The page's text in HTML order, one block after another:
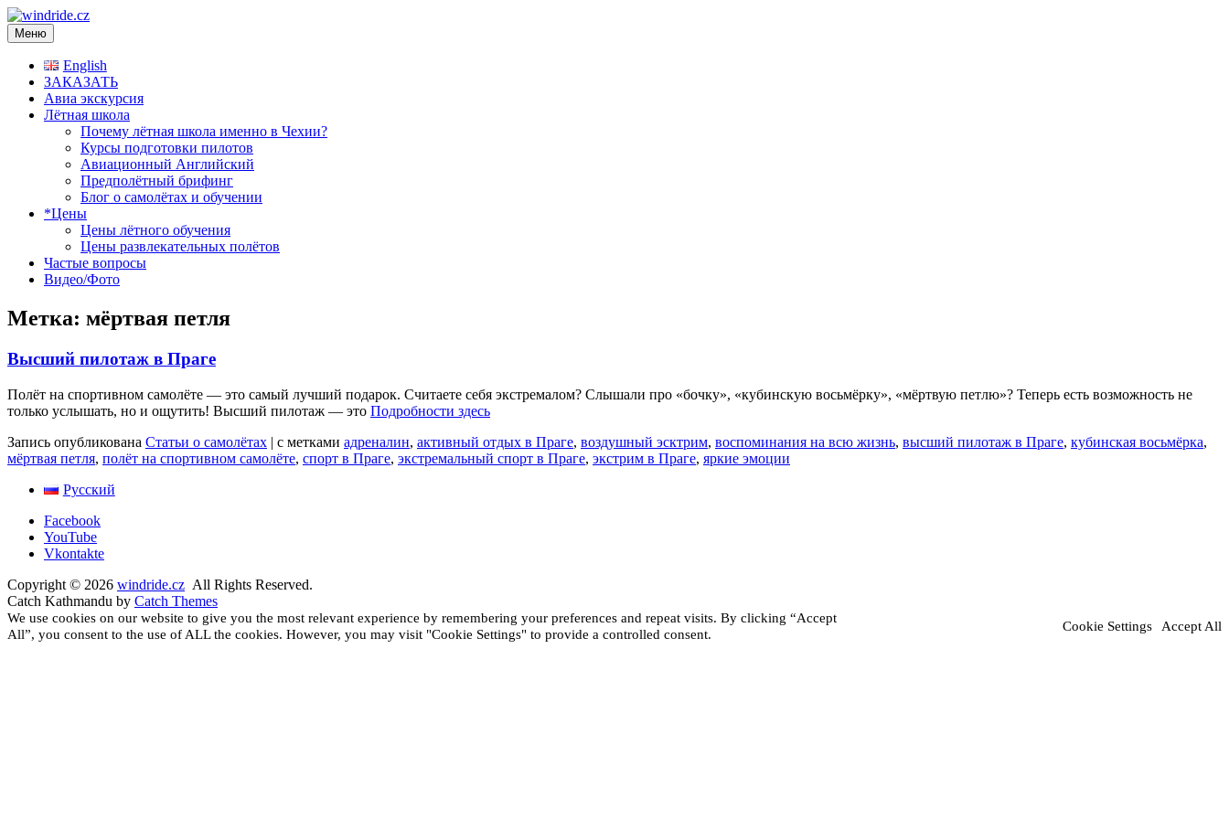
windride.cz
Лётная школа — Полеты на частном самолёте над Прагой. Романтика в воздухе. Необычная экскурсия. Что делать в Праге Настоящий экстрим. Лётное училище в Чехии
Меню
English
ЗАКАЗАТЬ
Авиа экскурсия
Лётная школа
Почему лётная школа именно в Чехии?
Курсы подготовки пилотов
Авиационный Английский
Предполётный брифинг
Блог о самолётах и обучении
*Цены
Цены лётного обучения
Цены развлекательных полётов
Частые вопросы
Видео/Фото
Метка: мёртвая петля
Высший пилотаж в Праге
Полёт на спортивном самолёте — это самый лучший подарок. Считаете себя экстремалом? Слышали про «бочку», «кубинскую восьмёрку», «мёртвую петлю»? Теперь есть возможность не
только услышать, но и ощутить! Высший пилотаж — это Подробности здесь
Запись опубликована Статьи о самолётах | с метками адреналин, активный отдых в Праге, воздушный эсктрим, воспоминания на всю жизнь, высший пилотаж в Праге, кубинская восьмёрка,
мёртвая петля, полёт на спортивном самолёте, спорт в Праге, экстремальный спорт в Праге, экстрим в Праге, яркие эмоции
Русский
Facebook
YouTube
Vkontakte
Copyright © 2026 windride.cz All Rights Reserved.
Catch Kathmandu by Catch Themes
Scroll
Up
We use cookies on our website to give you the most relevant experience by remembering your preferences and repeat visits. By clicking “Accept
All”, you consent to the use of ALL the cookies. However, you may visit "Cookie Settings" to provide a controlled consent.
Cookie Settings Accept All